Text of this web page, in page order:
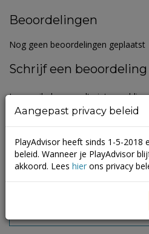
Beoordelingen
Nog geen beoordelingen geplaatst
Schrijf een beoordeling
Je e-mailadres wordt niet
gemarkeerd met*
Aangepast privacy beleid
PlayAdvisor heeft sinds 1-5-2018
beleid. Wanneer je PlayAdvisor
akkoord. Lees hier ons privacy